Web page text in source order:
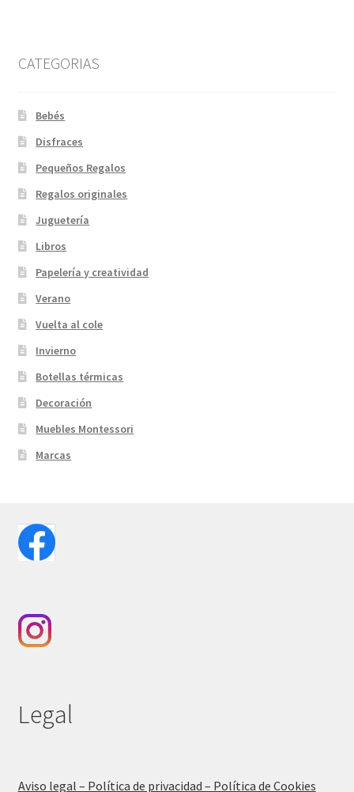
CATEGORIAS
Bebés
Disfraces
Pequeños Regalos
Regalos originales
Juguetería
Libros
Papelería y creatividad
Verano
Vuelta al cole
Invierno
Botellas térmicas
Decoración
Muebles Montessori
Marcas
Legal
Aviso legal – Política de privacidad – Política de Cookies